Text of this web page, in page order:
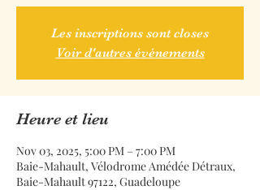
Les inscriptions sont closes
Voir d'autres événements
Heure et lieu
Nov 03, 2025, 5:00 PM – 7:00 PM
Baie-Mahault, Vélodrome Amédée Détraux,
Baie-Mahault 97122, Guadeloupe